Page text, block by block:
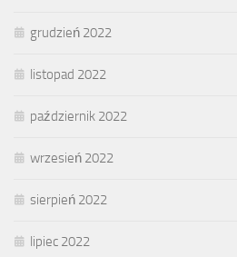
grudzień 2022
listopad 2022
październik 2022
wrzesień 2022
sierpień 2022
lipiec 2022